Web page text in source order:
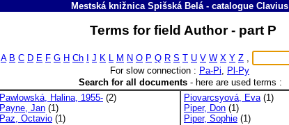
Mestská knižnica Spišská Belá- catalogue Clavius
Terms for field Author - part P
A B C D E F G H Ch J K L M N O P Q R S T U V W X Y Z ,
For slow connection : Pa-Pi, Pl-Py
Search for all documents- here are used terms :
Pawlowská, Halina, 1955- (2)
Payne, Jan (1)
Paz, Octavio (1)
Piovarcsyová, Eva(1)
Piper, Don (1)
Piper, Sophie (1)